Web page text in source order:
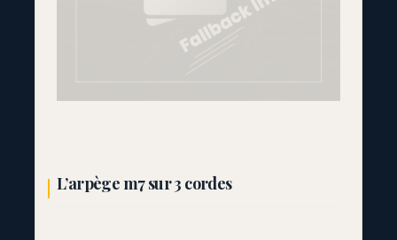
L’arpège m7 sur 3 cordes